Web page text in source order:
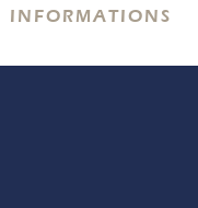
INFORMATIONS